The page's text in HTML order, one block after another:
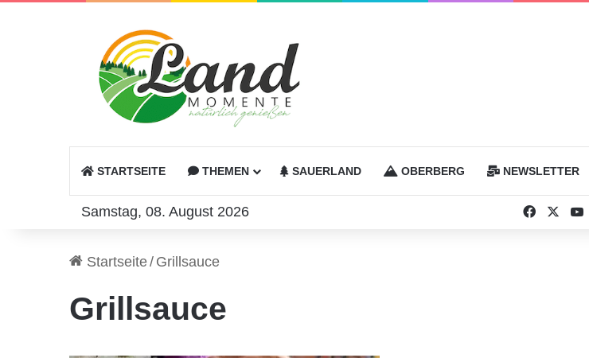
STARTSEITE THEMEN SAUERLAND OBERBERG NEWSLETTER
Samstag, 08. August 2026 Facebook
Startseite/ Grillsauce
Grillsauce